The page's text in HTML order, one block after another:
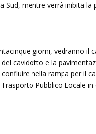
Sud, mentre verrà inibita la
giorni, vedranno il
cavidotto e la
nella rampa per il
Pubblico Locale in